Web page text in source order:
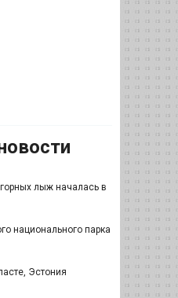
лыж началась в
национального парка
Эстония